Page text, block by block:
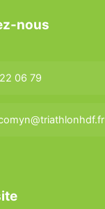
nous
06 79